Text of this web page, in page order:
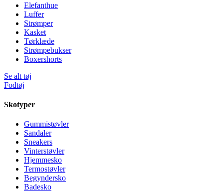
Elefanthue
Luffer
Strømper
Kasket
Tørklæde
Strømpebukser
Boxershorts
Se alt tøj
Fodtøj
Skotyper
Gummistøvler
Sandaler
Sneakers
Vinterstøvler
Hjemmesko
Termostøvler
Begyndersko
Badesko